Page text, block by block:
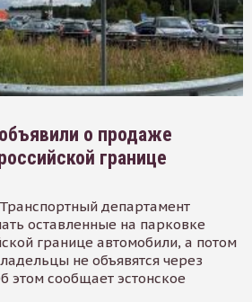
о продаже
границе
департамент
оставленные на парковке
границе автомобили, а потом
не объявятся через
этом сообщает эстонское